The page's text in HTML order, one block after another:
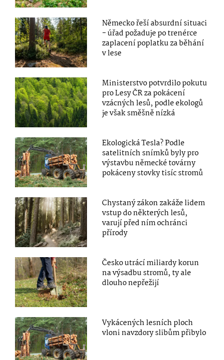
Německo řeší absurdní situaci
- úřad požaduje po trenérce
zaplacení poplatku za běhání
v lese
Ministerstvo potvrdilo pokutu
pro Lesy ČR za pokácení
vzácných lesů, podle ekologů
je však směšně nízká
Ekologická Tesla? Podle
satelitních snímků byly pro
výstavbu německé továrny
pokáceny stovky tisíc stromů
Chystaný zákon zakáže lidem
vstup do některých lesů,
varují před ním ochránci
přírody
Česko utrácí miliardy korun
na výsadbu stromů, ty ale
dlouho nepřežijí
Vykácených lesních ploch
vloni navzdory slibům přibylo